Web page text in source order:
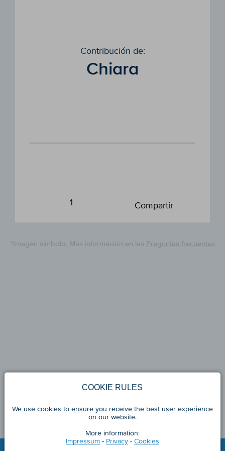
*Imagen símbolo. Más información en las Preguntas frecuentes
Contribución de:
Chiara
1 Compartir
COOKIE RULES
We use cookies to ensure you receive the best user experience
on our website.
More information:
Impressum- Privacy- Cookies